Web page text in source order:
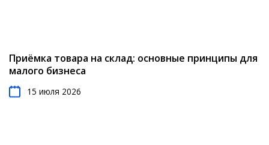
Приёмка товара на склад: основные принципы для
малого бизнеса
15 июля 2026